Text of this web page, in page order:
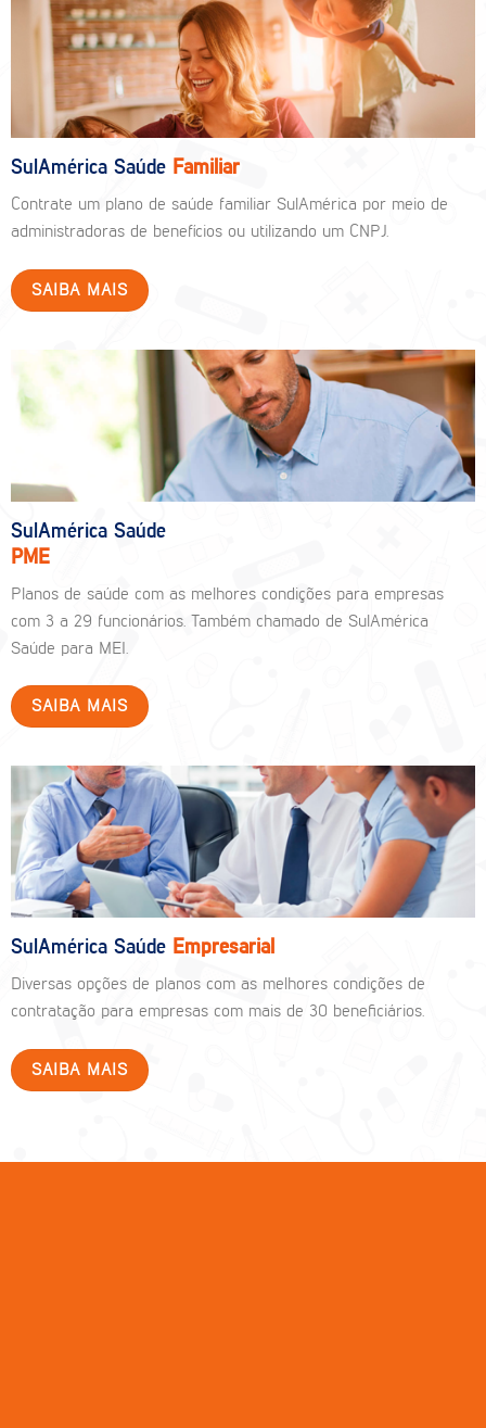
SulAmérica Saúde Familiar
Contrate um plano de saúde familiar SulAmérica por meio de
administradoras de benefícios ou utilizando um CNPJ.
SAIBA MAIS
SulAmérica Saúde
PME
Planos de saúde com as melhores condições para empresas
com 3 a 29 funcionários. Também chamado de SulAmérica
Saúde para MEI.
SAIBA MAIS
SulAmérica Saúde Empresarial
Diversas opções de planos com as melhores condições de
contratação para empresas com mais de 30 beneficiários.
SAIBA MAIS